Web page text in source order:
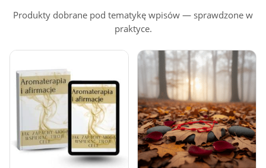
Produkty dobrane pod tematykę wpisów — sprawdzone w
praktyce.